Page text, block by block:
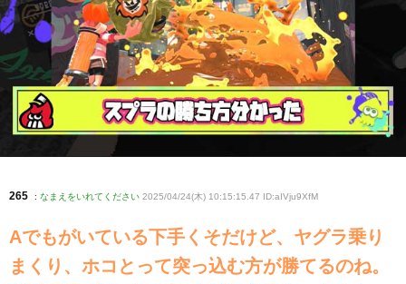
265 : なまえをいれてください 2025/04/24(木) 10:15:15.47 ID:aIVju9XfM
Aでもがいている下手くそだけど、ヤグラ乗り
まくり、ホコとって突っ込む方が勝てるのね。